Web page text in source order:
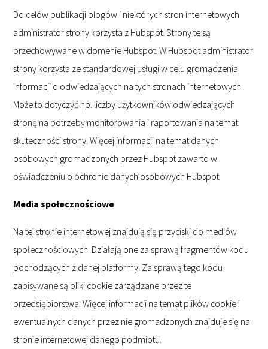
Do celów publikacji blogów i niektórych stron internetowych
administrator strony korzysta z Hubspot. Strony te są
przechowywane w domenie Hubspot. W Hubspot administrator
strony korzysta ze standardowej usługi w celu gromadzenia
informacji o odwiedzających na tych stronach internetowych.
Może to dotyczyć np. liczby użytkowników odwiedzających
stronę na potrzeby monitorowania i raportowania na temat
skuteczności strony. Więcej informacji na temat danych
osobowych gromadzonych przez Hubspot zawarto w
oświadczeniu o ochronie danych osobowych Hubspot.
Media społecznościowe
Na tej stronie internetowej znajdują się przyciski do mediów
społecznościowych. Działają one za sprawą fragmentów kodu
pochodzących z danej platformy. Za sprawą tego kodu
zapisywane są pliki cookie zarządzane przez te
przedsiębiorstwa. Więcej informacji na temat plików cookie i
ewentualnych danych przez nie gromadzonych znajduje się na
stronie internetowej danego podmiotu.